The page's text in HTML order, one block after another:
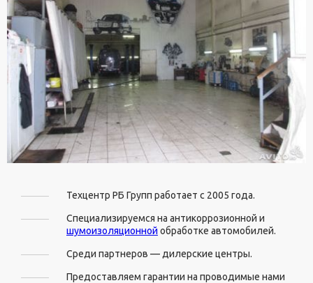
Техцентр РБ Групп работает с 2005 года.
Специализируемся на антикоррозионной и
шумоизоляционной обработке автомобилей.
Среди партнеров — дилерские центры.
Предоставляем гарантии на проводимые нами